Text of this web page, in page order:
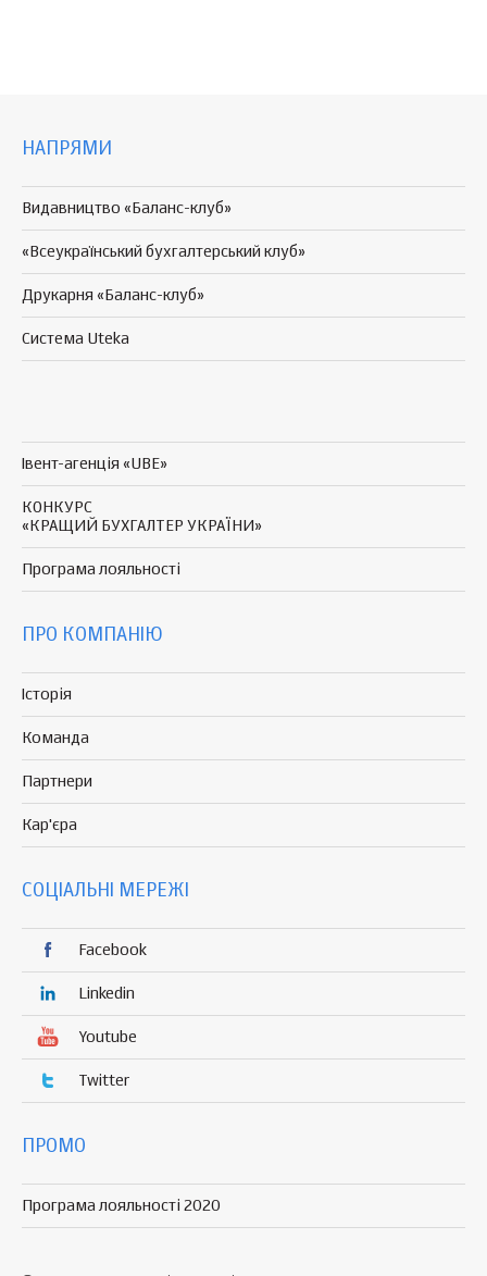
НАПРЯМИ
Видавництво «Баланс-клуб»
«Всеукраїнський бухгалтерський клуб»
Друкарня «Баланс-клуб»
Система Uteka
Івент-агенція «UBE»
КОНКУРС
«КРАЩИЙ БУХГАЛТЕР УКРАЇНИ»
Програма лояльності
ПРО КОМПАНІЮ
Історія
Команда
Партнери
Кар'єра
СОЦІАЛЬНІ МЕРЕЖІ
Facebook
Linkedin
Youtube
Twitter
ПРОМО
Програма лояльності 2020